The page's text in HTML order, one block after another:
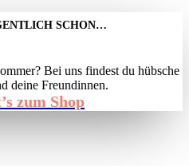
SCHON…
Bei uns findest du hübsche
deine Freundinnen.
zum Shop